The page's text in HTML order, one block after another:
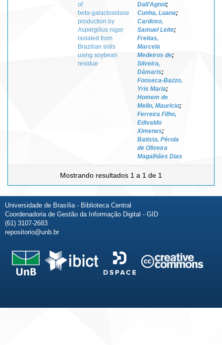
of
beta‑galactosidase
production by
Aspergillus niger
isolated from
Brazilian soils
using soybean
residue
Dall’Agnol;
Cunha, Luana;
Cardoso,
Samuel Leite;
Freitas,
Marcela
Medeiros de;
Silveira,
Dâmaris;
Fonseca‑Bazzo,
Yris Maria;
Homem de
Mello, Mauricio;
Ferreira Filho,
Edivaldo
Ximenes;
Batista, Pérola
de Oliveira
Magalhães Dias
Mostrando resultados 1 a 1 de 1
Universidade de Brasília - Biblioteca Central
Coordenadoria de Gestão da Informação Digital - GID
(61) 3107-2683
repositorio@unb.br